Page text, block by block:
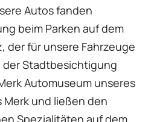
Autos fanden
beim Parken auf dem
der für unsere Fahrzeuge
der Stadtbesichtigung
Automuseum unseres
und ließen den
Spezialitäten auf dem